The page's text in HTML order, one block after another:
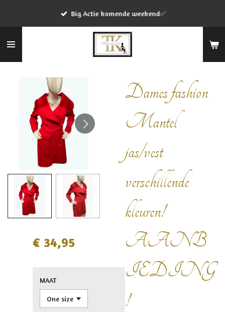
de
Big Actie komende weekend✅
Dames fashion
Mantel
jas/vest
verschillende
kleuren!
AANB
IEDING
!
€ 34,95
MAAT